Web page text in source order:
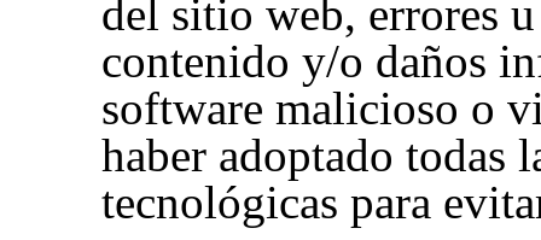
del sitio web, errores
contenido y/o daños
software malicioso o
haber adoptado todas
tecnológicas para